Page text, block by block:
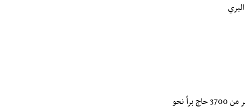
فرقة العباس القتالية تُعلن تفويج أكثر من 3700 حاج براً نحو